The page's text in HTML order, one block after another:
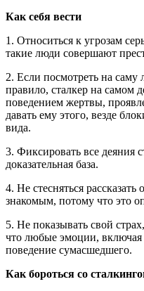
Как себя вести
1. Относиться к угрозам
такие люди совершают
2. Если посмотреть на
правило, сталкер на самом
поведением жертвы,
давать ему этого, везде
вида.
3. Фиксировать все деяния
доказательная база.
4. Не стесняться
знакомым, потому что это
5. Не показывать свой
что любые эмоции,
поведение сумасшедшего.
Как бороться со